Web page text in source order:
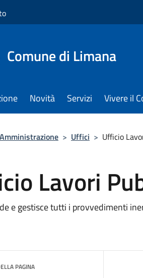
Comune di Limana
Novità Servizi Vivere il
Amministrazione > Uffici > Ufficio
Lavori
e gestisce tutti i provvedimenti
PAGINA